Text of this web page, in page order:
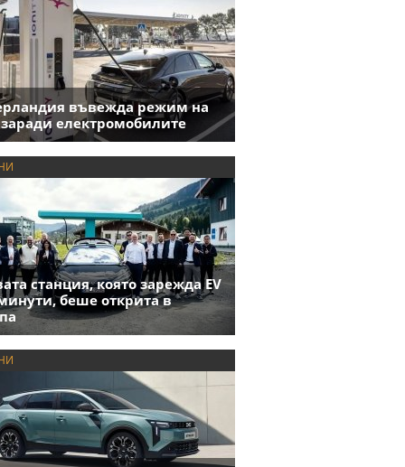
въвежда режим на
заради електромобилите
станция, която зарежда EV
беше открита в